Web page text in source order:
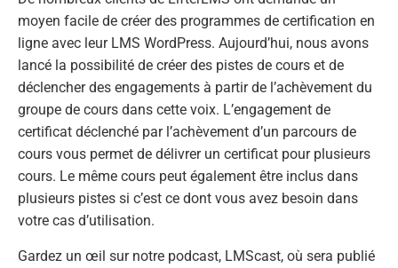
moyen facile de créer des programmes de certification en
ligne avec leur LMS WordPress. Aujourd’hui, nous avons
lancé la possibilité de créer des pistes de cours et de
déclencher des engagements à partir de l’achèvement du
groupe de cours dans cette voix. L’engagement de
certificat déclenché par l’achèvement d’un parcours de
cours vous permet de délivrer un certificat pour plusieurs
cours. Le même cours peut également être inclus dans
plusieurs pistes si c’est ce dont vous avez besoin dans
votre cas d’utilisation.
Gardez un œil sur notre podcast, LMScast, où sera publié